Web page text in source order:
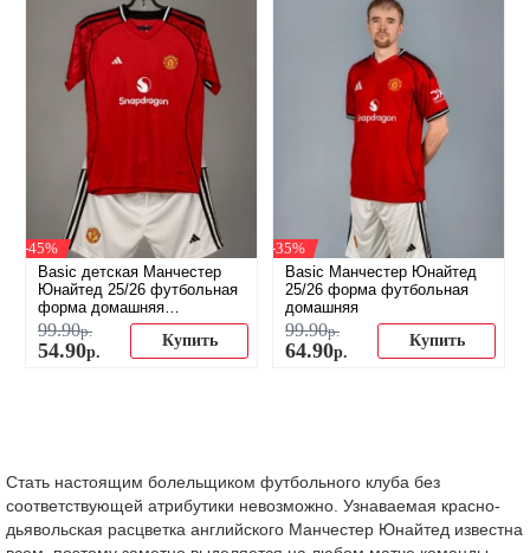
-45%
Basic детская Манчестер
Юнайтед 25/26 футбольная
форма домашняя
(распродажа)
99.90р.
54.90р.
Купить
-35%
Basic Манчестер Юнайтед
25/26 форма футбольная
домашняя
99.90р.
64.90р.
Купить
Стать настоящим болельщиком футбольного клуба без
соответствующей атрибутики невозможно. Узнаваемая красно-
дьявольская расцветка английского Манчестер Юнайтед известна